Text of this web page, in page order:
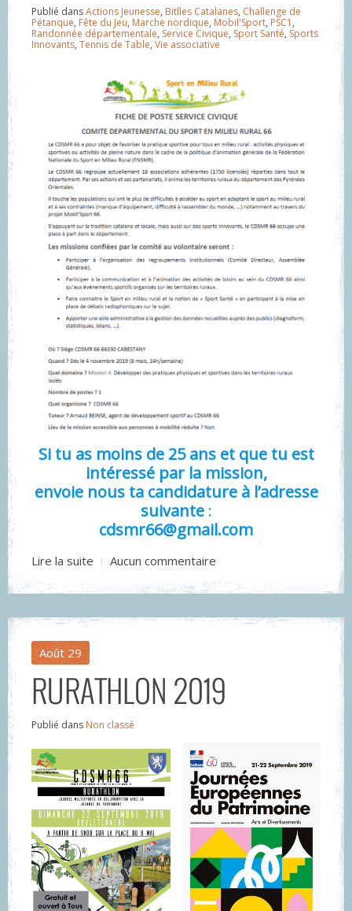
Publié dansActions Jeunesse, Bitlles Catalanes, Challenge de
Pétanque, Fête du Jeu, Marche nordique, Mobil'Sport, PSC1 ,
Randonnée départementale, Service Civique, Sport Santé, Sports
Innovants, Tennis de Table, Vie associative
Si tu as moins de 25 ans et que tu est
intéressé par la mission,
envoie nous ta candidature à l’adresse
suivante:
cdsmr66@gmail.com
Lire la suite Aucun commentaire
Août 29
RURATHLON 2019
Publié dans Non classé